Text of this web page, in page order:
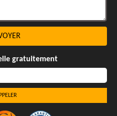
gratuitement